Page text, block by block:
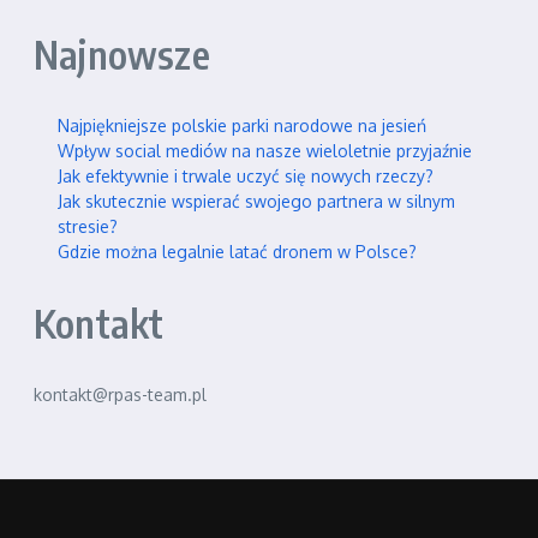
Najnowsze
Najpiękniejsze polskie parki narodowe na jesień
Wpływ social mediów na nasze wieloletnie przyjaźnie
Jak efektywnie i trwale uczyć się nowych rzeczy?
Jak skutecznie wspierać swojego partnera w silnym
stresie?
Gdzie można legalnie latać dronem w Polsce?
Kontakt
kontakt@rpas-team.pl